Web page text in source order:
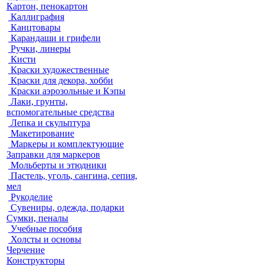
Картон, пенокартон
Каллиграфия
Канцтовары
Карандаши и грифели
Ручки, линеры
Кисти
Краски художественные
Краски для декора, хобби
Краски аэрозольные и Кэпы
Лаки, грунты,
вспомогательные средства
Лепка и скульптура
Макетирование
Маркеры и комплектующие
Заправки для маркеров
Мольберты и этюдники
Пастель, уголь, сангина, сепия,
мел
Рукоделие
Сувениры, одежда, подарки
Сумки, пеналы
Учебные пособия
Холсты и основы
Черчение
Конструкторы